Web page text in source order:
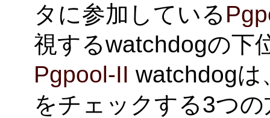
タに参加している
視するwatchdogの下
Pgpool-II watchdogは
をチェックする3つの